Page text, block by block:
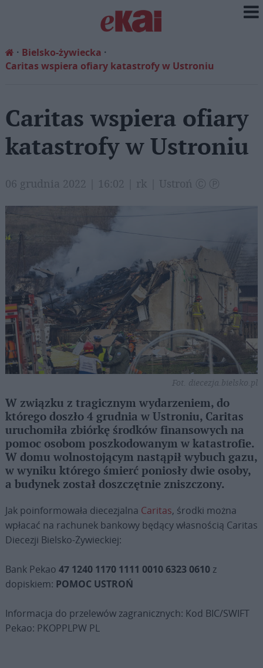
Bielsko-żywiecka
Caritas wspiera ofiary katastrofy w Ustroniu
Caritas wspiera ofiary
katastrofy w Ustroniu
06 grudnia 2022 | 16:02 | rk | Ustroń Ⓒ Ⓟ
Fot. diecezja.bielsko.pl
W związku z tragicznym wydarzeniem, do
którego doszło 4 grudnia w Ustroniu, Caritas
uruchomiła zbiórkę środków finansowych na
pomoc osobom poszkodowanym w katastrofie.
W domu wolnostojącym nastąpił wybuch gazu,
w wyniku którego śmierć poniosły dwie osoby,
a budynek został doszczętnie zniszczony.
Jak poinformowała diecezjalna Caritas, środki można
wpłacać na rachunek bankowy będący własnością Caritas
Diecezji Bielsko-Żywieckiej:
Bank Pekao 47 1240 1170 1111 0010 6323 0610z
dopiskiem: POMOC USTROŃ
Informacja do przelewów zagranicznych: Kod BIC/SWIFT
Pekao: PKOPPLPW PL